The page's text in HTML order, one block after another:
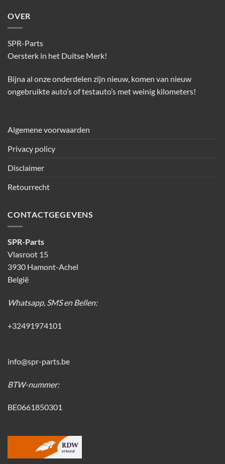
OVER
SPR-Parts
Oersterk in het Duitse Merk!
Bijna al onze onderdelen zijn nieuw, komen van nieuw
ongebruikte auto’s of testauto’s met weinig kilometers!
Algemene voorwaarden
Privacy policy
Disclaimer
Retourrecht
CONTACTGEGEVENS
SPR-Parts
Vlasroot 15
3930 Hamont-Achel
België
Whatsapp, SMS en Bellen:
+32491974101
info@spr-parts.be
BTW-nummer:
BE0661850301